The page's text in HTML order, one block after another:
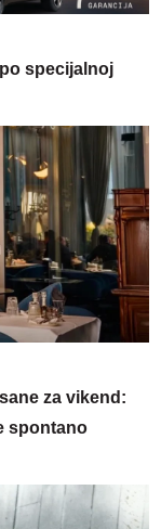
specijalnoj
za vikend:
spontano